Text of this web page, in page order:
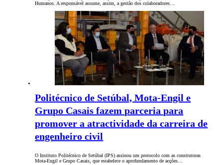
Humanos. A responsável assume, assim, a gestão dos colaboradores…
Politécnico de Setúbal, Mota-Engil e
Grupo Casais fazem parceria para
promover a atractividade da carreira de
engenheiro civil
O Instituto Politécnico de Setúbal (IPS) assinou um protocolo com as construtoras
Mota-Engil e Grupo Casais, que estabelece o aprofundamento de acções…